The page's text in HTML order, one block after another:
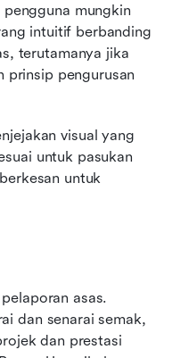
pengguna mungkin
intuitif berbanding
terutamanya jika
prinsip pengurusan
visual yang
untuk pasukan
untuk
asas.
dan senarai semak,
dan prestasi